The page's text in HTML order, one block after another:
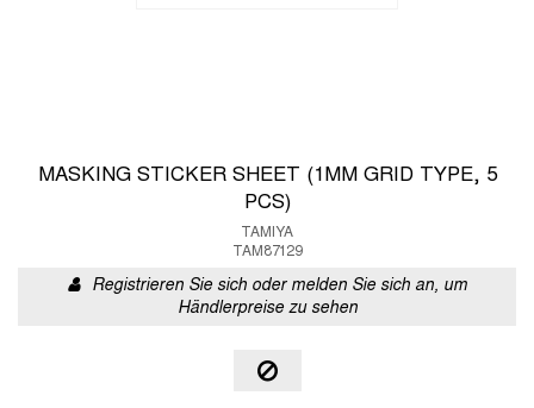
MASKING STICKER SHEET (1MM GRID TYPE, 5
PCS)
TAMIYA
TAM87129
Registrieren Sie sich oder melden Sie sich an, um
Händlerpreise zu sehen